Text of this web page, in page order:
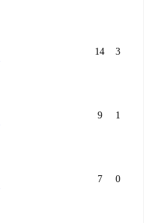
14 3
9 1
7 0